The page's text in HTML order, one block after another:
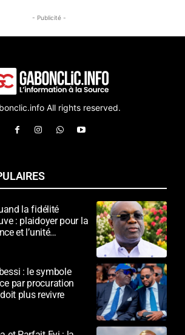
- Publicité -
All rights reserved.
la fidélité
: plaidoyer pour la
et l’unité
: le symbole
par procuration
plus revivre